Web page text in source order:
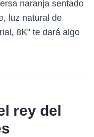
naranja sentado
luz natural de
8K" te dará algo
rey del